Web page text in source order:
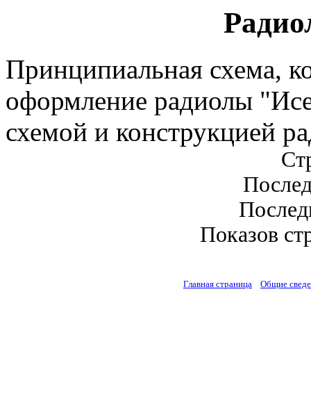
Принципиальная схема,
оформление радиолы
схемой и конструкцией
Показов
Главная страница Общие